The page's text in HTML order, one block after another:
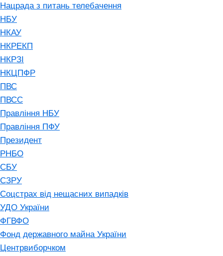
Нацрада з питань телебачення
НБУ
НКАУ
НКРЕКП
НКРЗІ
НКЦПФР
ПВС
ПВСС
Правління НБУ
Правління ПФУ
Президент
РНБО
СБУ
СЗРУ
Соцстрах від нещасних випадків
УДО України
ФГВФО
Фонд державного майна України
Центрвиборчком